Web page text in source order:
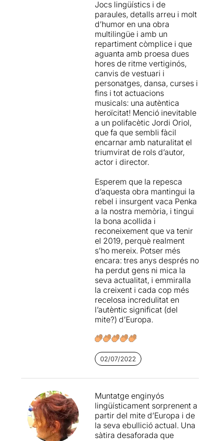
actor, músic, dramaturg i
directorha escrit i dirigit
més d'una quinzena
d'obres, de les
que recordem “Se’ns n’ha
anat el Santos al cel ” (TNC
2019), “Ausencias” (La Seca
2018), “Esquerdes, parracs i
enderrocs” (TNC 2017),
“L’empestat ” (La Seca 2016)
entre d’altres.
L'espectacle és
multidisciplinari, amb un
llenguatge escènic "marca
de la casa" onconviuen la
paraula, la música, el
continuat joc escènic que
converteixen les
interpretacions delssis
actors en un esbojarrat
canvi de personatge
donant pas a escenes
hilarants.
Funcionaris de diferents
països constitueixen el
Comitè de Cultura de la
Comunitat Europeai han de
fer alguna cosa, decideixen
fer una celebració i els hi cal
trobar el fet remarcable que
han de celebrar.
crítica sobre els
Unió Europea
representants no saben com
enfrontar i solucionar els
la moneda, els treballadors
d'aquestes institucions
que se n'ocupen de la
neteja, la seguretat, la
intendència.....ique intenten
sentido del humor más o
menos absurdo que quizás
no funciona todo el rato…
pero que da momentos
únicos. En definitiva, un
montaje grandilocuente,
punzante (o al menos esta
es la intención) y sobre todo
necesario.
de cosas, en realidad, muy
serias que, quizás, hemos
estado ignorando durante
demasiado tiempo.
Jocs lingüístics i de
paraules, detalls arreu i molt
d’humor en una obra
multilingüe i amb un
repartiment còmplice i que
aguanta amb proesa dues
hores de ritme vertiginós,
canvis de vestuari i
personatges, dansa, curses i
fins i tot actuacions
musicals: una autèntica
heroïcitat! Menció inevitable
a un polifacètic Jordi Oriol,
que fa que sembli fàcil
encarnar amb naturalitat el
triumvirat de rols d’autor,
actor i director.
Esperem que la repesca
d’aquesta obra mantingui la
rebel i insurgent vaca Penka
a la nostra memòria, i tingui
la bona acollida i
reconeixement que va tenir
el 2019, perquè realment
s’ho mereix. Potser més
encara: tres anys després no
ha perdut gens ni mica la
seva actualitat, i emmiralla
la creixent i cada cop més
recelosa incredulitat en
l’autèntic significat (del
mite?) d’Europa.
02/07/2022
Muntatge enginyós
lingüísticament sorprenent a
partir del mite d’Europa i de
la seva ebullició actual. Una
sàtira desaforada que